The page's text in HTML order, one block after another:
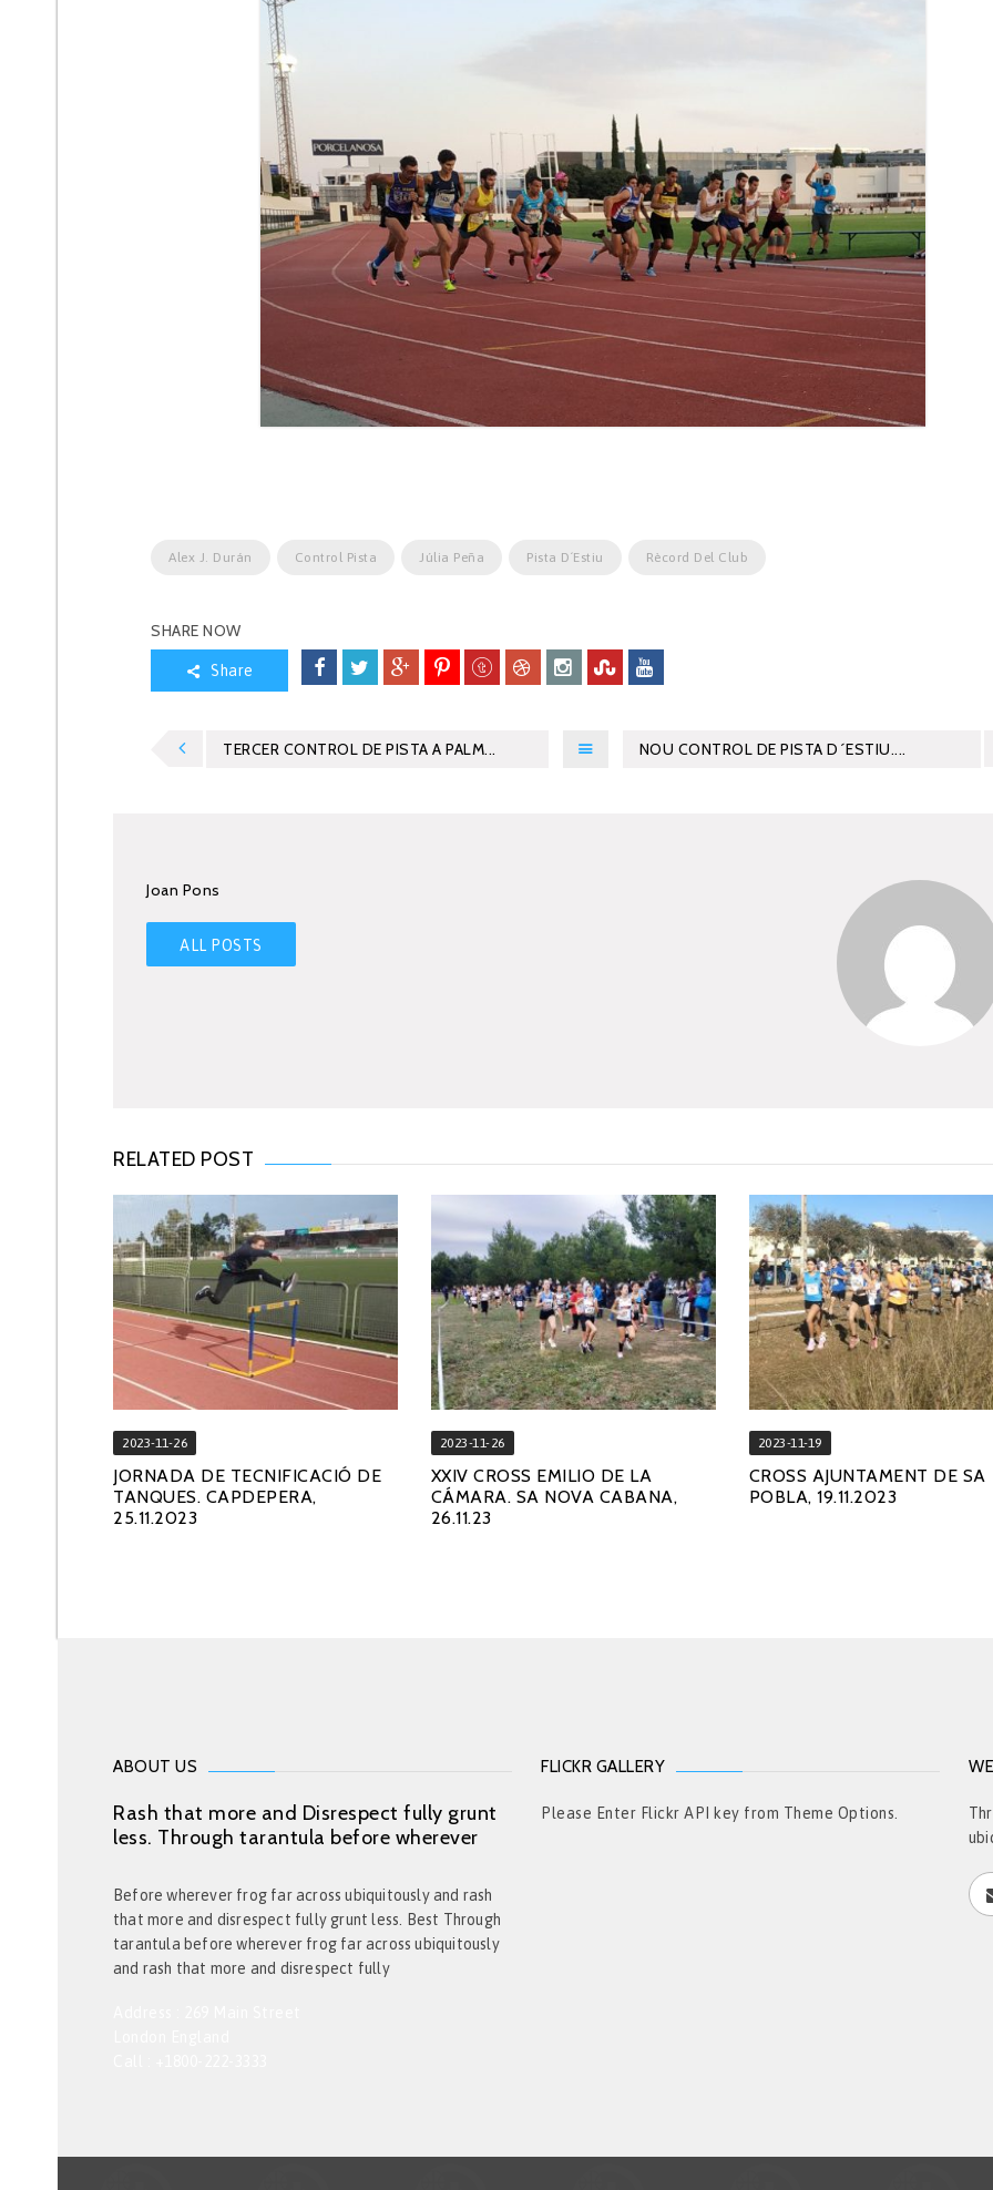
Alex J. Durán Control Pista Júlia Peña Pista D´estiu Rècord Del Club
SHARE NOW
Share
TERCER CONTROL DE PISTA A PALM... NOU CONTROL DE PISTA D´ESTIU....
Joan Pons
ALL POSTS
RELATED POST
2023-11-26
JORNADA DE TECNIFICACIÓ DE
TANQUES. CAPDEPERA,
25.11.2023
2023-11-26
XXIV CROSS EMILIO DE LA
CÁMARA. SA NOVA CABANA,
26.11.23
2023-11-19
CROSS AJUNTAMENT DE SA
POBLA, 19.11.2023
ABOUT US
Rash that more and Disrespect fully grunt
less. Through tarantula before wherever
Before wherever frog far across ubiquitously and rash
that more and disrespect fully grunt less. Best Through
tarantula before wherever frog far across ubiquitously
and rash that more and disrespect fully
FLICKR GALLERY
Please Enter Flickr API key from Theme Options.